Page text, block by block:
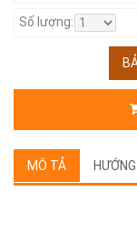
Số lượng:
MÔ TẢ